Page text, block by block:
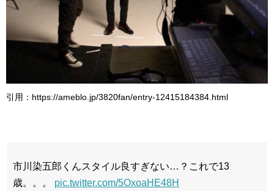
引用：https://ameblo.jp/3820fan/entry-12415184384.html
市川染五郎くんスタイル良すぎない…？これで13
歳。。。 pic.twitter.com/5OxoaHE48H